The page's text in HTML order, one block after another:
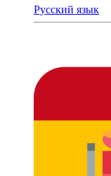
Русский язык